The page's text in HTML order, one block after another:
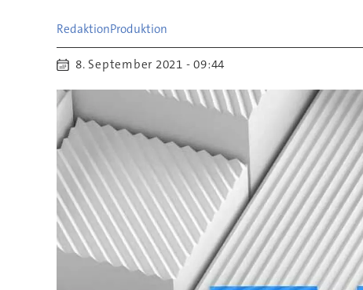
RedaktionProduktion
8. September 2021 - 09:44